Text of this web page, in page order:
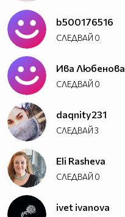
b500176516
СЛЕДВАЙ 0
Ива Любенова
СЛЕДВАЙ 0
daqnity231
СЛЕДВАЙ3
Eli Rasheva
СЛЕДВАЙ 0
ivet ivanova